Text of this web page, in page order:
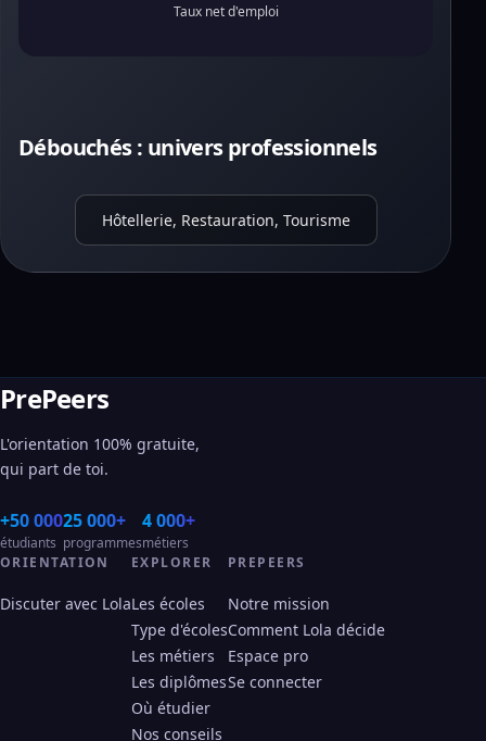
Taux net d'emploi
Débouchés : univers professionnels
Hôtellerie, Restauration, Tourisme
PrePeers
L'orientation 100% gratuite,
qui part de toi.
+50 000
étudiants
25 000+
programmes
4 000+
métiers
ORIENTATION
Discuter avec Lola
EXPLORER
Les écoles
Type d'écoles
Les métiers
Les diplômes
Où étudier
Nos conseils
PREPEERS
Notre mission
Comment Lola décide
Espace pro
Se connecter